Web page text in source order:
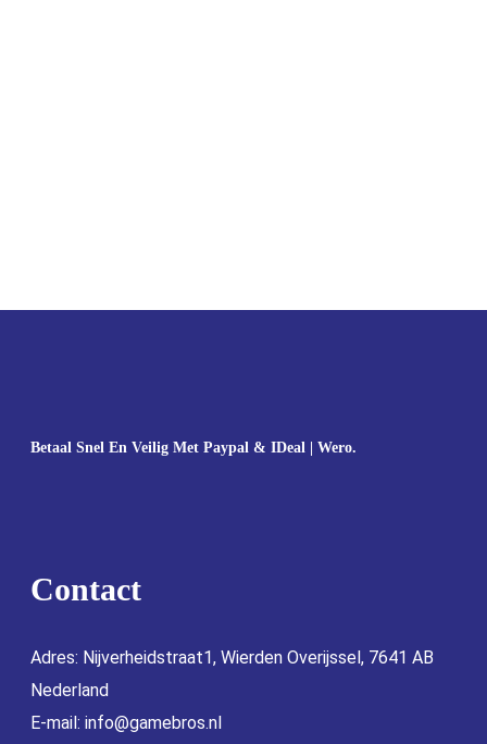
Betaal Snel En Veilig Met Paypal & IDeal | Wero.
Contact
Adres: Nijverheidstraat1, Wierden Overijssel, 7641 AB
Nederland
E-mail: info@gamebros.nl